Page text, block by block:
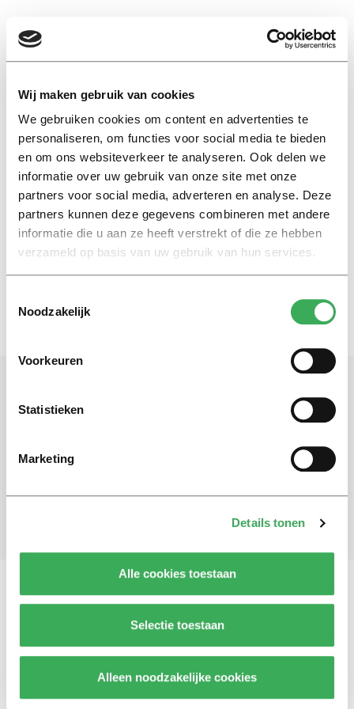
Wij maken gebruik van cookies
We gebruiken cookies om content en advertenties te
personaliseren, om functies voor social media te bieden
en om ons websiteverkeer te analyseren. Ook delen we
informatie over uw gebruik van onze site met onze
partners voor social media, adverteren en analyse. Deze
partners kunnen deze gegevens combineren met andere
informatie die u aan ze heeft verstrekt of die ze hebben
verzameld op basis van uw gebruik van hun services.
Noodzakelijk
Voorkeuren
Statistieken
Marketing
Details tonen
Alle cookies toestaan
Selectie toestaan
Alleen noodzakelijke cookies
EN
mayor
Mayor Fleur Gräper – van
Koolwijk: ‘As a student, you
don’t have to have life all
figured out yet’
30 juni 2026
Schrijf je in voor onze nieuwsbrief
Vragen, opmerkingen of tips?Neem contact met
ons op